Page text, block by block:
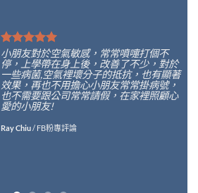
小朋友對於空氣敏感，常常噴嚏打個不
停，上學帶在身上後，改善了不少，對於
一些病菌,空氣裡壞分子的抵抗，也有顯著
效果，再也不用擔心小朋友常常掛病號，
也不需要跟公司常常請假，在家裡照顧心
愛的小朋友!
Ray Chiu/ FB粉專評論